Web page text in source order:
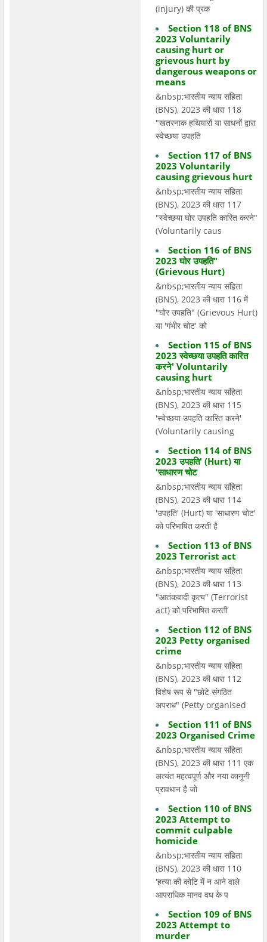
(injury) की प्रक
Section 118 of BNS
2023 Voluntarily
causing hurt or
grievous hurt by
dangerous weapons or
means
&nbsp;भारतीय न्याय संहिता
(BNS), 2023 की धारा 118
"खतरनाक हथियारों या साधनों द्वारा
स्वेच्छया उपहति
Section 117 of BNS
2023 Voluntarily
causing grievous hurt
&nbsp;भारतीय न्याय संहिता
(BNS), 2023 की धारा 117
"स्वेच्छया घोर उपहति कारित करने"
(Voluntarily caus
Section 116 of BNS
2023 घोर उपहति"
(Grievous Hurt)
&nbsp;भारतीय न्याय संहिता
(BNS), 2023 की धारा 116 में
"घोर उपहति" (Grievous Hurt)
या 'गंभीर चोट' को
Section 115 of BNS
2023 स्वेच्छया उपहति कारित
करने' Voluntarily
causing hurt
&nbsp;भारतीय न्याय संहिता
(BNS), 2023 की धारा 115
'स्वेच्छया उपहति कारित करने'
(Voluntarily causing
Section 114 of BNS
2023 उपहति' (Hurt) या
'साधारण चोट
&nbsp;भारतीय न्याय संहिता
(BNS), 2023 की धारा 114
'उपहति' (Hurt) या 'साधारण चोट'
को परिभाषित करती है
Section 113 of BNS
2023 Terrorist act
&nbsp;भारतीय न्याय संहिता
(BNS), 2023 की धारा 113
"आतंकवादी कृत्य" (Terrorist
act) को परिभाषित करती
Section 112 of BNS
2023 Petty organised
crime
&nbsp;भारतीय न्याय संहिता
(BNS), 2023 की धारा 112
विशेष रूप से "छोटे संगठित
अपराध" (Petty organised
Section 111 of BNS
2023 Organised Crime
&nbsp;भारतीय न्याय संहिता
(BNS), 2023 की धारा 111 एक
अत्यंत महत्वपूर्ण और नया कानूनी
प्रावधान है जो
Section 110 of BNS
2023 Attempt to
commit culpable
homicide
&nbsp;भारतीय न्याय संहिता
(BNS), 2023 की धारा 110
'हत्या की कोटि में न आने वाले
आपराधिक मानव वध के प
Section 109 of BNS
2023 Attempt to
murder